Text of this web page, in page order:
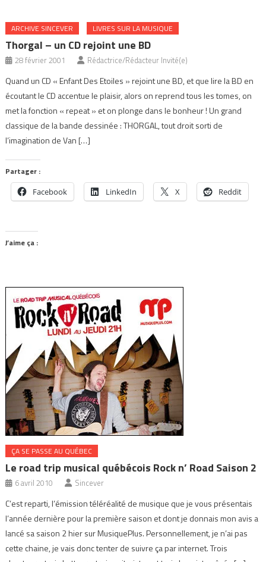
ARCHIVE SINCEVER LIVRES SUR LA MUSIQUE
Thorgal – un CD rejoint une BD
28 février 2001 Rédactrice/Rédacteur Invité(e)
Quand un CD « Enfant Des Etoiles » rejoint une BD, et que lire la BD en
écoutant le CD accentue le plaisir, alors on reprend tous les tomes, on
met la fonction « repeat » et on plonge dans le bonheur ! Un grand
classique de la bande dessinée : THORGAL, tout droit sorti de
l’imagination de Van […]
Partager :
Facebook LinkedIn X Reddit
J’aime ça :
ÇA SE PASSE AU QUÉBEC
Le road trip musical québécois Rock n’ Road Saison 2
6 avril 2010 Sincever
C’est reparti, l’émission téléréalité de musique que je vous présentais
l’année dernière pour la première saison et dont je donnais mon avis a
lancé sa saison 2 hier sur MusiquePlus. Personnellement, je n’ai pas
cette chaine, je vais donc tenter de suivre ça par internet. Trois